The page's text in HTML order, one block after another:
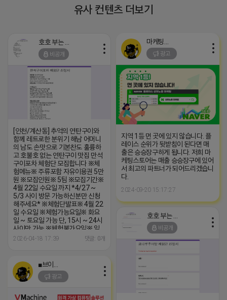
유사 컨텐츠 더보기
비공개
[인천/계산동] 추억의 연탄구이와
함께 레트로한 분위기 해남 어머니
의 남도 손맛으로 기본찬도 훌륭하
고 호불호 없는 연탄구이 맛집 만석
구이포차 체험단 모집합니다 ※체
험메뉴※ 주류포함 자유이용권 5만
원 ※모집인원※ 5팀 ※모집기간※
4월 22일 수요일 까지 *4/27 ~
5/3 사이 방문 가능하신분만 신청
해주세요* ※체험단발표※ 4월 22
일 수요일 ※체험가능요일※ 화요
일 ~ 토요일 가능 단, 15시 ~ 24시
사이만 가능 ※체험불가요일※ 일
요일, 월요일 불가 ※작성기한※ 방
※특이사항※ 주류 미주문시 체험
이 불가합니다 체험메뉴 외 초과비
용은 본인부담입니다.
2026-04-18 17:39 댓글: 0개
광고
지역 1등 먼 곳에 있지 않습니다. 플
레이스 순위가 뒷받침이 된다면 매
출은 승승장구하게 됩니다. 저희 마
케팅스토어는 매출 승승장구에 있어
서 최고의 파트너가 되어드리겠습니
다.
2024-09-20 15:17:27
비공개
광고